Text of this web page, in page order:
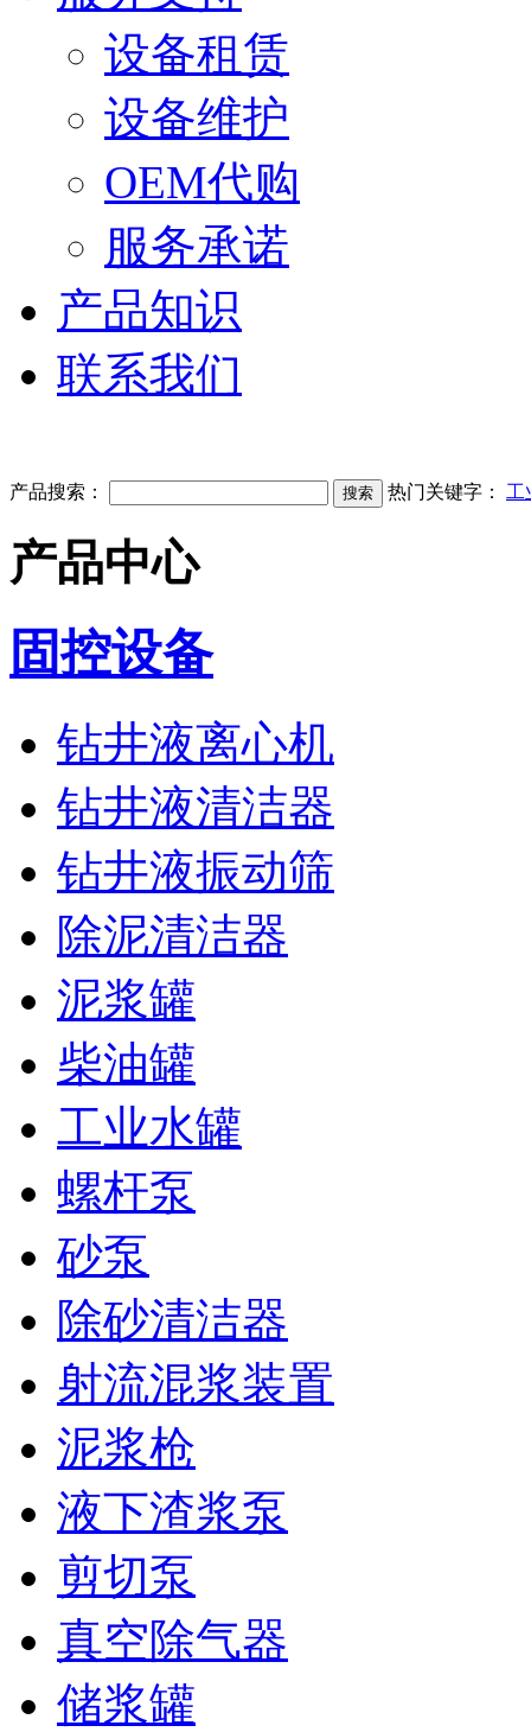
设备租赁
设备维护
OEM代购
服务承诺
产品知识
联系我们
产品搜索： 热门关键字： 工
产品中心
固控设备
钻井液离心机
钻井液清洁器
钻井液振动筛
除泥清洁器
泥浆罐
柴油罐
工业水罐
螺杆泵
砂泵
除砂清洁器
射流混浆装置
泥浆枪
液下渣浆泵
剪切泵
真空除气器
储浆罐